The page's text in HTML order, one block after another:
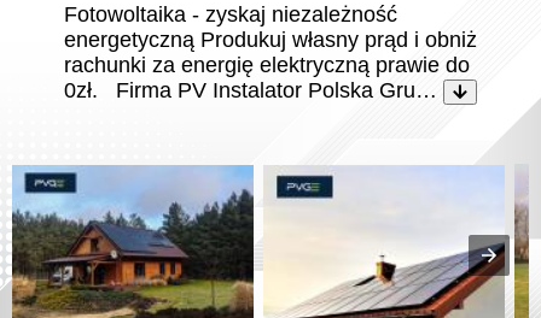
Fotowoltaika - zyskaj niezależność
energetyczną Produkuj własny prąd i obniż
rachunki za energię elektryczną prawie do
0zł. Firma PV Instalator Polska Gru…